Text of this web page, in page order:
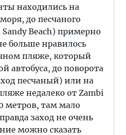
находились на
до песчаного
Beach) примерно
больше нравилось
пляже, который
автобуса, до поворота
песчаный) или на
недалеко от Zambi
метров, там мало
заход не очень
можно сказать